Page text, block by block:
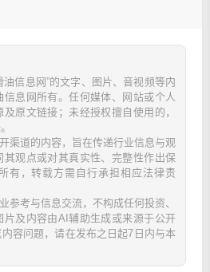
油信息网”的文字、图片、音视频等内
息网所有。任何媒体、网站或个人
原文链接；未经授权擅自使用的，
渠道的内容，旨在传递行业信息与观
其观点或对其真实性、完整性作出保
有，转载方需自行承担相应法律责
参考与信息交流，不构成任何投资、
片及内容由AI辅助生成或来源于公开
容问题，请在发布之日起7日内与本